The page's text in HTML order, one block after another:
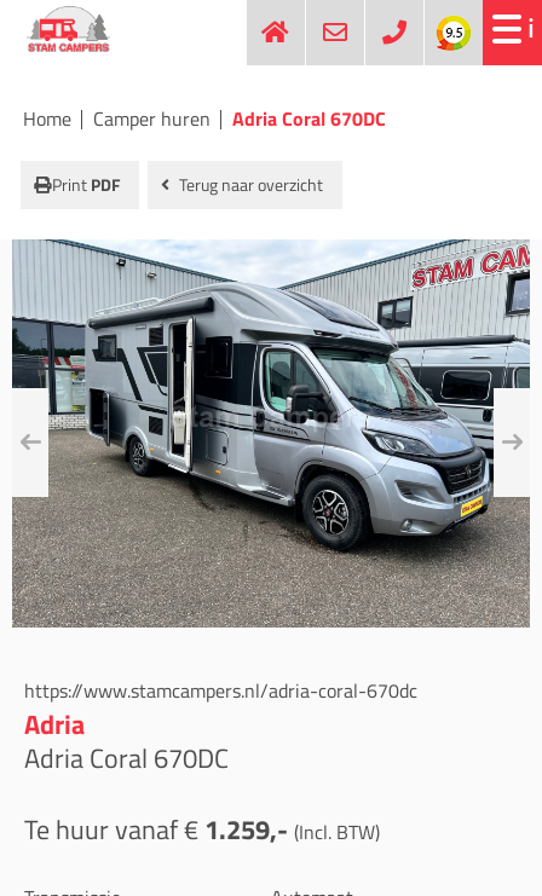
Home Camper huren Adria Coral 670DC
PrintPDF Terug naar overzicht
https://www.stamcampers.nl/adria-coral-670dc
Adria
Adria Coral 670DC
Te huur vanaf €1.259,- (Incl. BTW)